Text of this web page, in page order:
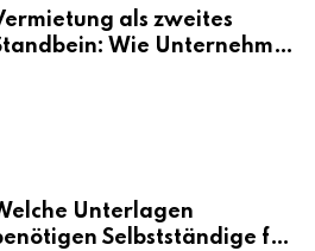
als zweites
Wie Unternehmen
Unterlagen
Selbstständige für